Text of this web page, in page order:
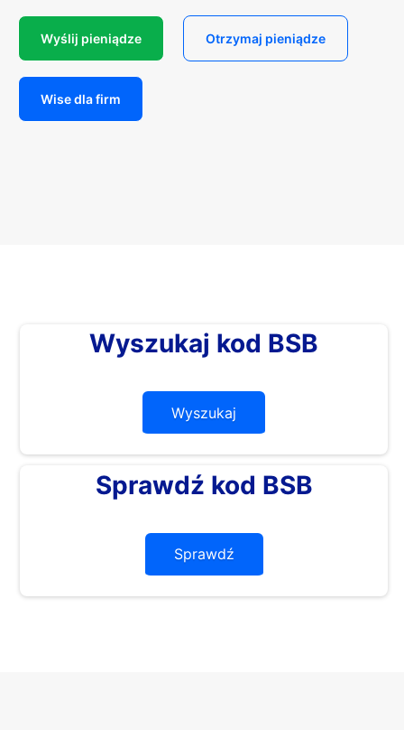
Wyślij pieniądze Otrzymaj pieniądze
Wise dla firm
Wyszukaj kod BSB
Wyszukaj
Sprawdź kod BSB
Sprawdź